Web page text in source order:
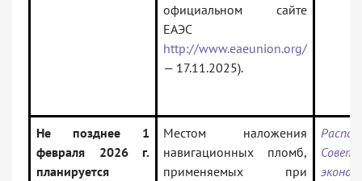
официальном сайте
ЕАЭС
http://www.eaeunion.org/
— 17.11.2025).
Не позднее 1
февраля 2026 г.
планируется
Местом наложения
навигационных пломб,
применяемых при